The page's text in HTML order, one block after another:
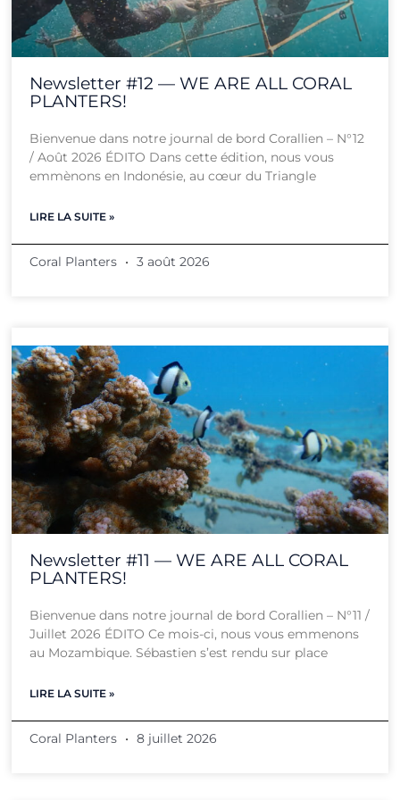
Newsletter #12 — WE ARE ALL CORAL
PLANTERS!
Bienvenue dans notre journal de bord Corallien – N°12
/ Août 2026 ÉDITO Dans cette édition, nous vous
emmènons en Indonésie, au cœur du Triangle
LIRE LA SUITE »
Coral Planters 3 août 2026
Newsletter #11 — WE ARE ALL CORAL
PLANTERS!
Bienvenue dans notre journal de bord Corallien – N°11 /
Juillet 2026 ÉDITO Ce mois-ci, nous vous emmenons
au Mozambique. Sébastien s’est rendu sur place
LIRE LA SUITE »
Coral Planters 8 juillet 2026